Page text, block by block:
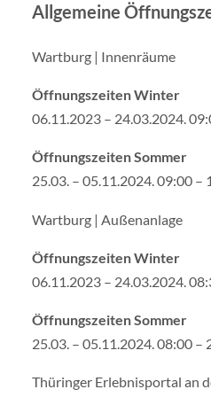
Allgemeine
Wartburg | Innenräume
Öffnungszeiten Winter
06.11.2023 – 24.03.2024.
Öffnungszeiten Sommer
25.03. – 05.11.2024. 09:00 –
Wartburg | Außenanlage
Öffnungszeiten Winter
06.11.2023 – 24.03.2024.
Öffnungszeiten Sommer
25.03. – 05.11.2024. 08:00 –
Thüringer Erlebnisportal an